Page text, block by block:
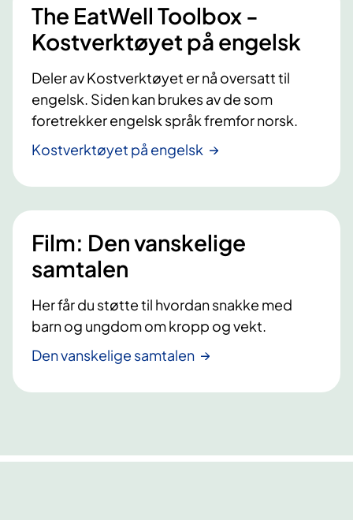
The EatWell Toolbox -
Kostverktøyet på engelsk
Deler av Kostverktøyet er nå oversatt til
engelsk. Siden kan brukes av de som
foretrekker engelsk språk fremfor norsk.
Kostverktøyet på engelsk
Film: Den vanskelige
samtalen
Her får du støtte til hvordan snakke med
barn og ungdom om kropp og vekt.
Den vanskelige samtalen